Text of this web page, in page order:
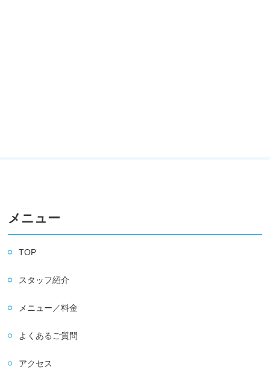
メニュー
TOP
スタッフ紹介
メニュー／料金
よくあるご質問
アクセス